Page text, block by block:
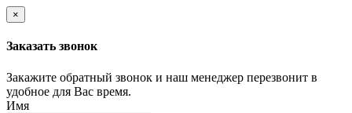
×
Заказать звонок
Закажите обратный звонок и наш менеджер перезвонит в
удобное для Вас время.
Имя